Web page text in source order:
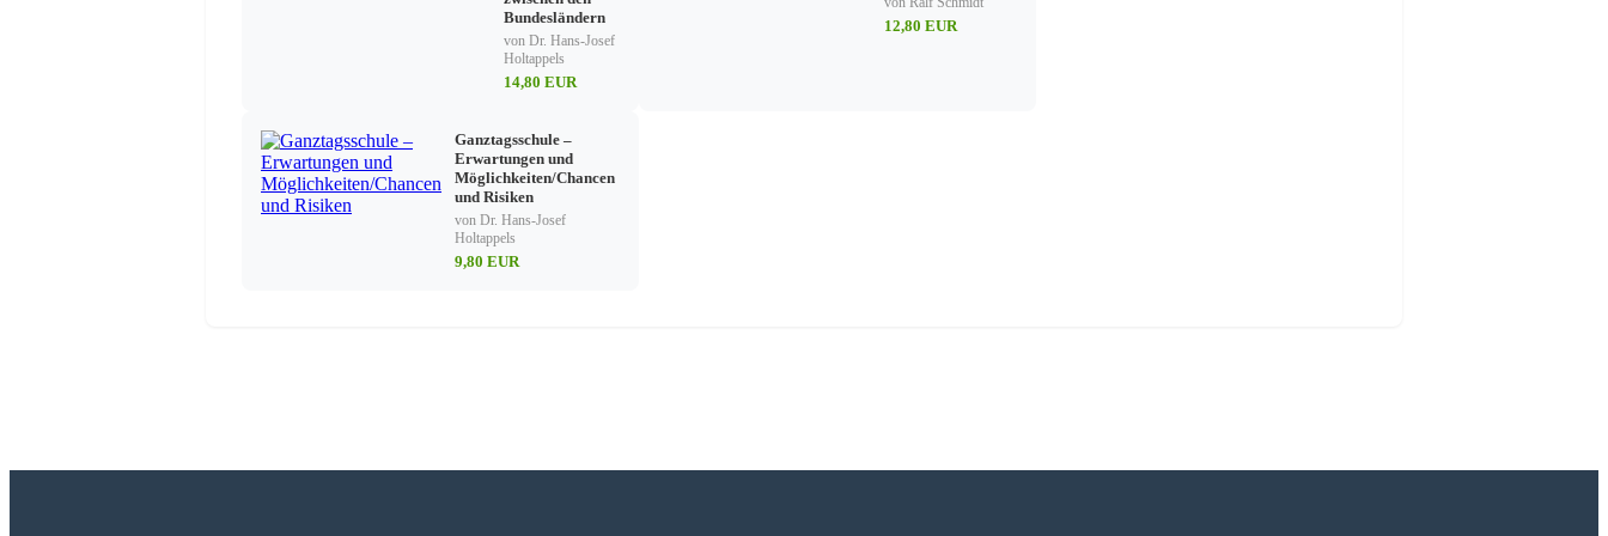
Bundesländern
von Dr. Hans-Josef
Holtappels
14,80 EUR
12,80 EUR
Ganztagsschule –
Erwartungen und
Möglichkeiten/Chancen
und Risiken
von Dr. Hans-Josef
Holtappels
9,80 EUR